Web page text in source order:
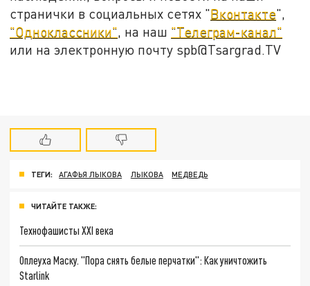
странички в социальных сетях "Вконтакте",
"Одноклассники", на наш "Телеграм-канал"
или на электронную почту spb@Tsargrad.TV
ТЕГИ: АГАФЬЯ ЛЫКОВА ЛЫКОВА МЕДВЕДЬ
ЧИТАЙТЕ ТАКЖЕ:
Технофашисты XXI века
Оплеуха Маску. "Пора снять белые перчатки": Как уничтожить
Starlink